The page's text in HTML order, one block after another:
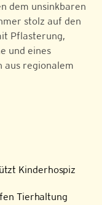
dem unsinkbaren
stolz auf den
Pflasterung,
und eines
aus regionalem
Kinderhospiz
Tierhaltung